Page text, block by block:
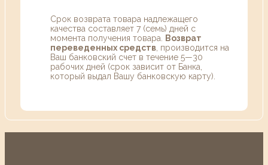
Срок возврата товара надлежащего
качества составляет 7 (семь) дней с
момента получения товара.
Возврат
переведенных средств , производится на
Ваш банковский счет в течение 5—30
рабочих дней (срок зависит от Банка,
который выдал Вашу банковскую карту).